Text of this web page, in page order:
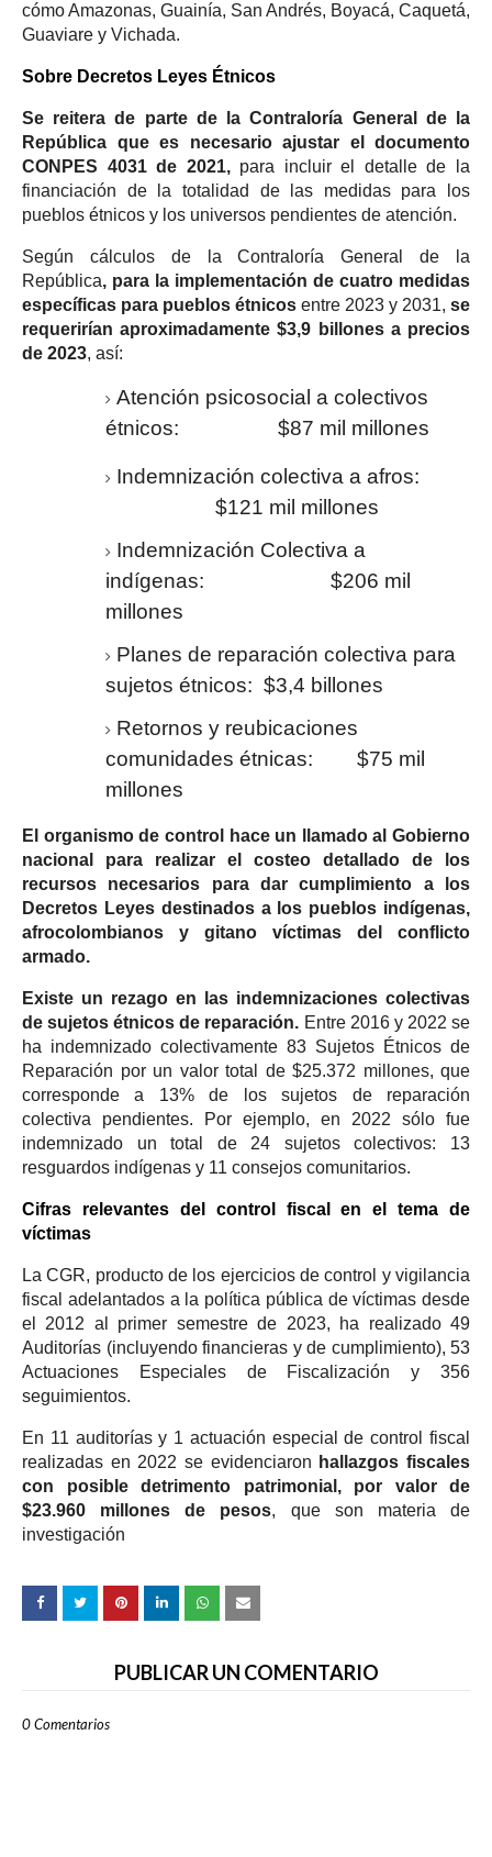
cómo Amazonas, Guainía, San Andrés, Boyacá, Caquetá,
Guaviare y Vichada.
Sobre Decretos Leyes Étnicos
Se reitera de parte de la Contraloría General de la
República que es necesario ajustar el documento
CONPES 4031 de 2021,para incluir el detalle de la
financiación de la totalidad de las medidas para los
pueblos étnicos y los universos pendientes de atención.
Según cálculos de la Contraloría General de la
República, para la implementación de cuatro medidas
específicas para pueblos étnicos entre 2023 y 2031, se
requerirían aproximadamente $3,9 billones a precios
de 2023, así:
Atención psicosocial a colectivos
étnicos: $87 mil millones
Indemnización colectiva a afros:
$121 mil millones
Indemnización Colectiva a
indígenas: $206 mil
millones
Planes de reparación colectiva para
sujetos étnicos: $3,4 billones
Retornos y reubicaciones
comunidades étnicas: $75 mil
millones
El organismo de control hace un llamado al Gobierno
nacional para realizar el costeo detallado de los
recursos necesarios para dar cumplimiento a los
Decretos Leyes destinados a los pueblos indígenas,
afrocolombianos y gitano víctimas del conflicto
armado.
Existe un rezago en las indemnizaciones colectivas
de sujetos étnicos de reparación. Entre 2016 y 2022 se
ha indemnizado colectivamente 83 Sujetos Étnicos de
Reparación por un valor total de $25.372 millones, que
corresponde a 13% de los sujetos de reparación
colectiva pendientes. Por ejemplo, en 2022 sólo fue
indemnizado un total de 24 sujetos colectivos: 13
resguardos indígenas y 11 consejos comunitarios.
Cifras relevantes del control fiscal en el tema de
víctimas
La CGR, producto de los ejercicios de control y vigilancia
fiscal adelantados a la política pública de víctimas desde
el 2012 al primer semestre de 2023, ha realizado 49
Auditorías (incluyendo financieras y de cumplimiento), 53
Actuaciones Especiales de Fiscalización y 356
seguimientos.
En 11 auditorías y 1 actuación especial de control fiscal
realizadas en 2022 se evidenciaron hallazgos fiscales
con posible detrimento patrimonial, por valor de
$23.960 millones de pesos, que son materia de
investigación
PUBLICAR UN COMENTARIO
0 Comentarios